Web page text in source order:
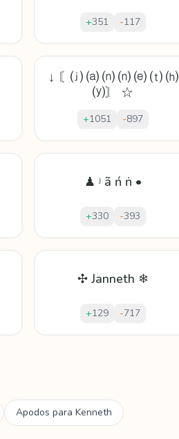
+351 -117
↓ 〘⒥ ⒜ ⒩ ⒩ ⒠ ⒯ ⒣
⒴〙 ☆
+1051 -897
♟ ʲ ã ń ṅ •
+330 -393
✣ Janneth ❄
+129 -717
Apodos para Kenneth